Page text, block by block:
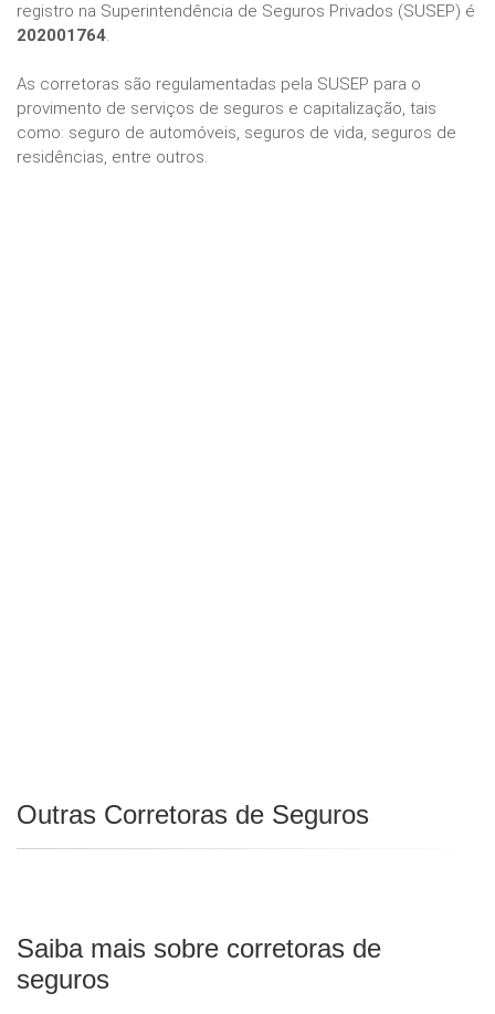
registro na Superintendência de Seguros Privados (SUSEP) é
202001764.
As corretoras são regulamentadas pela SUSEP para o
provimento de serviços de seguros e capitalização, tais
como: seguro de automóveis, seguros de vida, seguros de
residências, entre outros.
Outras Corretoras de Seguros
Saiba mais sobre corretoras de
seguros